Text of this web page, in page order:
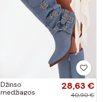
Džinso
medžiagos
28,63 €
40,90 €